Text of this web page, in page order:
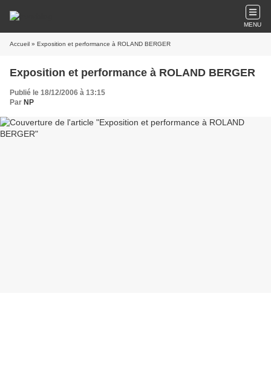
MENU
Accueil » Exposition et performance à ROLAND BERGER
Exposition et performance à ROLAND BERGER
Publié le 18/12/2006 à 13:15
Par NP